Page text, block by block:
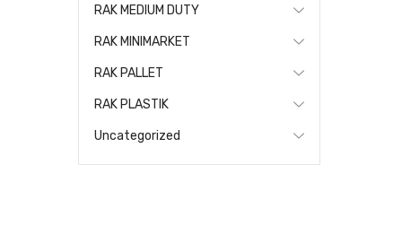
RAK MEDIUM DUTY
RAK MINIMARKET
RAK PALLET
RAK PLASTIK
Uncategorized